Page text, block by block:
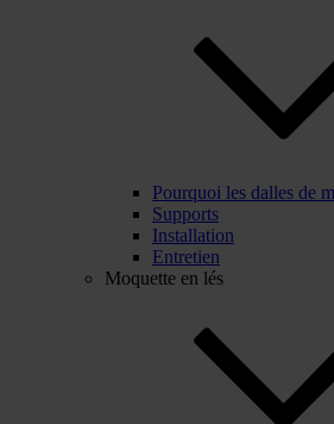
Pourquoi les dalles de
Supports
Installation
Entretien
Moquette en lés